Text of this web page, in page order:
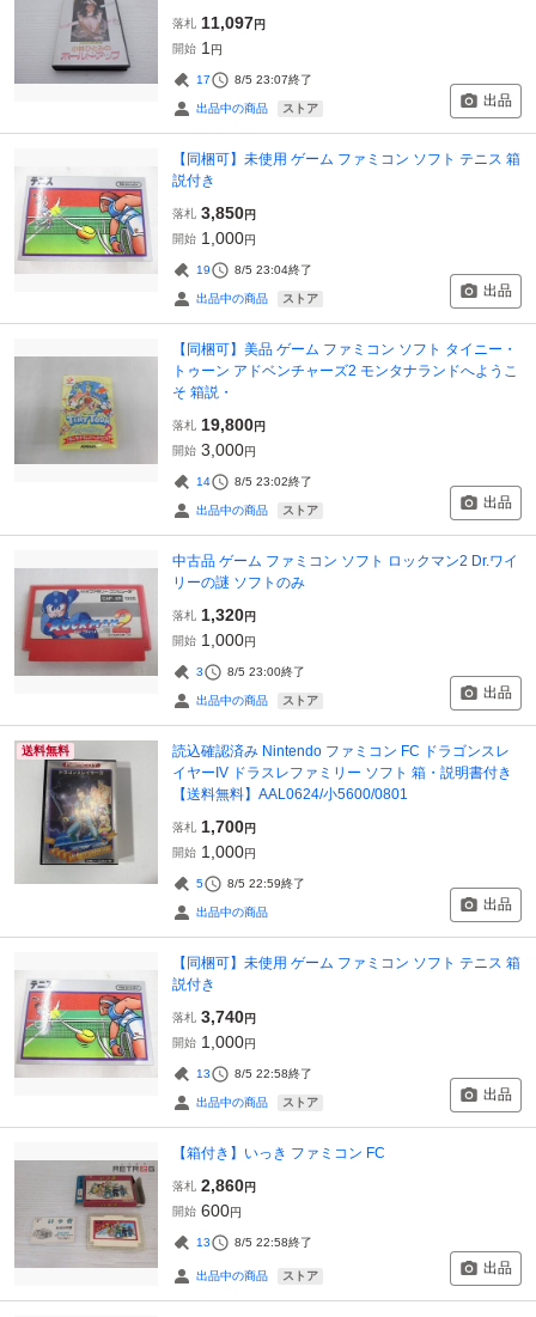
落札 11,097円
開始 1 円
17 8/5 23:07終了
出品中の商品 ストア 出品
【同梱可】未使用 ゲーム ファミコン ソフト テニス 箱
説付き
落札 3,850円
開始 1,000円
19 8/5 23:04終了
出品中の商品 ストア 出品
【同梱可】美品 ゲーム ファミコン ソフト タイニー・
トゥーン アドベンチャーズ2 モンタナランドへようこ
そ 箱説・
落札 19,800円
開始 3,000円
14 8/5 23:02終了
出品中の商品 ストア 出品
中古品 ゲーム ファミコン ソフト ロックマン2 Dr.ワイ
リーの謎 ソフトのみ
落札 1,320円
開始 1,000円
3 8/5 23:00終了
出品中の商品 ストア 出品
送料無料
読込確認済み Nintendo ファミコン FC ドラゴンスレ
イヤーIV ドラスレファミリー ソフト 箱・説明書付き
【送料無料】AAL0624/小5600/0801
落札 1,700円
開始 1,000円
5 8/5 22:59終了
出品中の商品 出品
【同梱可】未使用 ゲーム ファミコン ソフト テニス 箱
説付き
落札 3,740円
開始 1,000円
13 8/5 22:58終了
出品中の商品 ストア 出品
【箱付き】いっき ファミコン FC
落札 2,860円
開始 600円
13 8/5 22:58終了
出品中の商品 ストア 出品